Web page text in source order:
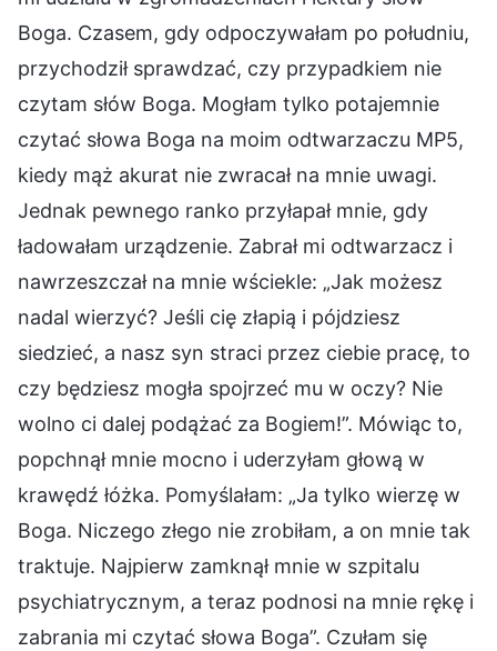
Boga. Czasem, gdy odpoczywałam po południu,
przychodził sprawdzać, czy przypadkiem nie
czytam słów Boga. Mogłam tylko potajemnie
czytać słowa Boga na moim odtwarzaczu MP5,
kiedy mąż akurat nie zwracał na mnie uwagi.
Jednak pewnego ranko przyłapał mnie, gdy
ładowałam urządzenie. Zabrał mi odtwarzacz i
nawrzeszczał na mnie wściekle: „Jak możesz
nadal wierzyć? Jeśli cię złapią i pójdziesz
siedzieć, a nasz syn straci przez ciebie pracę, to
czy będziesz mogła spojrzeć mu w oczy? Nie
wolno ci dalej podążać za Bogiem!”. Mówiąc to,
popchnął mnie mocno i uderzyłam głową w
krawędź łóżka. Pomyślałam: „Ja tylko wierzę w
Boga. Niczego złego nie zrobiłam, a on mnie tak
traktuje. Najpierw zamknął mnie w szpitalu
psychiatrycznym, a teraz podnosi na mnie rękę i
zabrania mi czytać słowa Boga”. Czułam się